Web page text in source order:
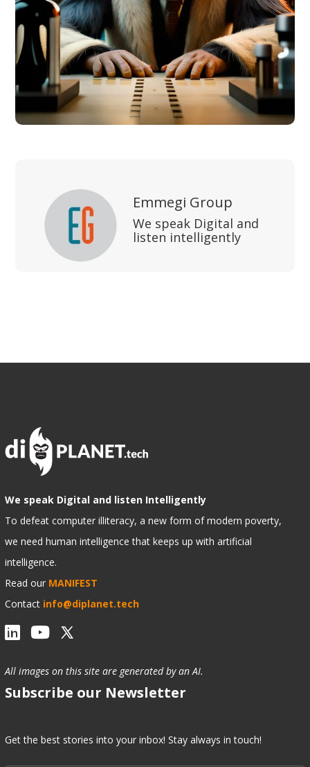
Emmegi Group
We speak Digital and
listen intelligently
We speak Digital and listen Intelligently
To defeat computer illiteracy, a new form of modern poverty,
we need human intelligence that keeps up with artificial
intelligence.
Read our MANIFEST
Contact info@diplanet.tech
All images on this site are generated by an AI.
Subscribe our Newsletter
Get the best stories into your inbox! Stay always in touch!